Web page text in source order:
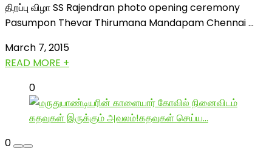
திறப்பு விழா SS Rajendran photo opening ceremony
Pasumpon Thevar Thirumana Mandapam Chennai ...
March 7, 2015
READ MORE +
0
0